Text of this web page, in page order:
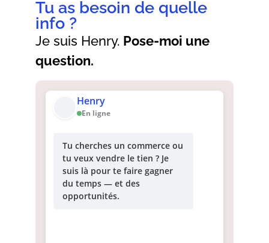
Henry
En ligne
Tu cherches un commerce ou
tu veux vendre le tien ? Je
suis là pour te faire gagner
du temps — et des
opportunités.
Je suis Henry. Pose-moi une
question.
Tu as besoin de quelle
info ?